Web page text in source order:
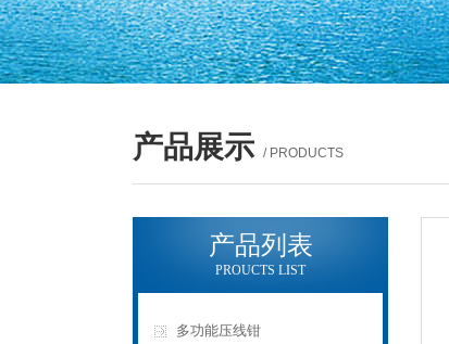
产品展示 / PRODUCTS
产品列表
PROUCTS LIST
多功能压线钳